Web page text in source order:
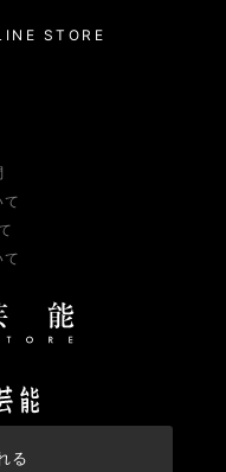
る
STORE